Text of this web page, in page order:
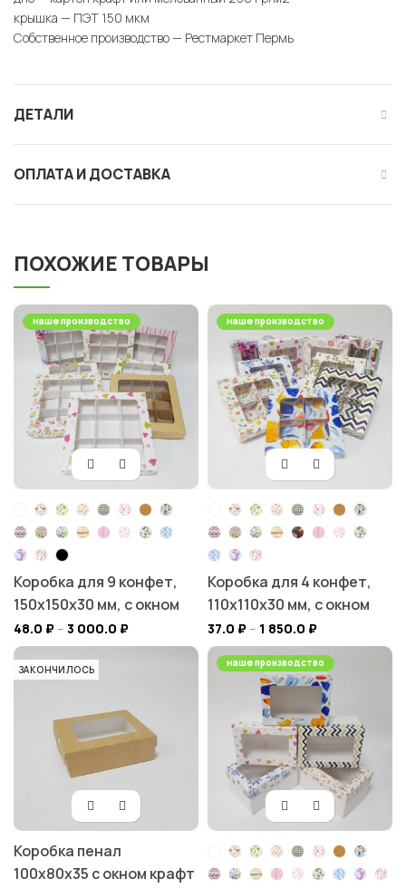
крышка — ПЭТ 150 мкм
Собственное производство — Рестмаркет Пермь
ДЕТАЛИ
ОПЛАТА И ДОСТАВКА
ПОХОЖИЕ ТОВАРЫ
наше производство
Коробка для 9 конфет,
150х150х30 мм, с окном
48.0 ₽– 3 000.0 ₽
наше производство
Коробка для 4 конфет,
110х110х30 мм, с окном
37.0 ₽– 1 850.0 ₽
ЗАКОНЧИЛОСЬ
Коробка пенал
100х80х35 с окном крафт
наше производство